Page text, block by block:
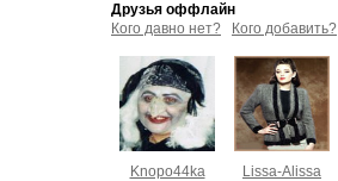
Друзья оффлайн
Кого давно нет?
Кого добавить?
Knopo44ka Lissa-Alissa